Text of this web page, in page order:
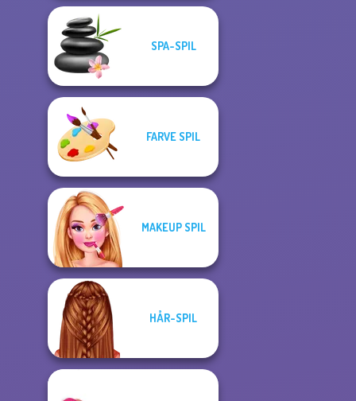
SPA-SPIL
FARVE SPIL
MAKEUP SPIL
HÅR-SPIL